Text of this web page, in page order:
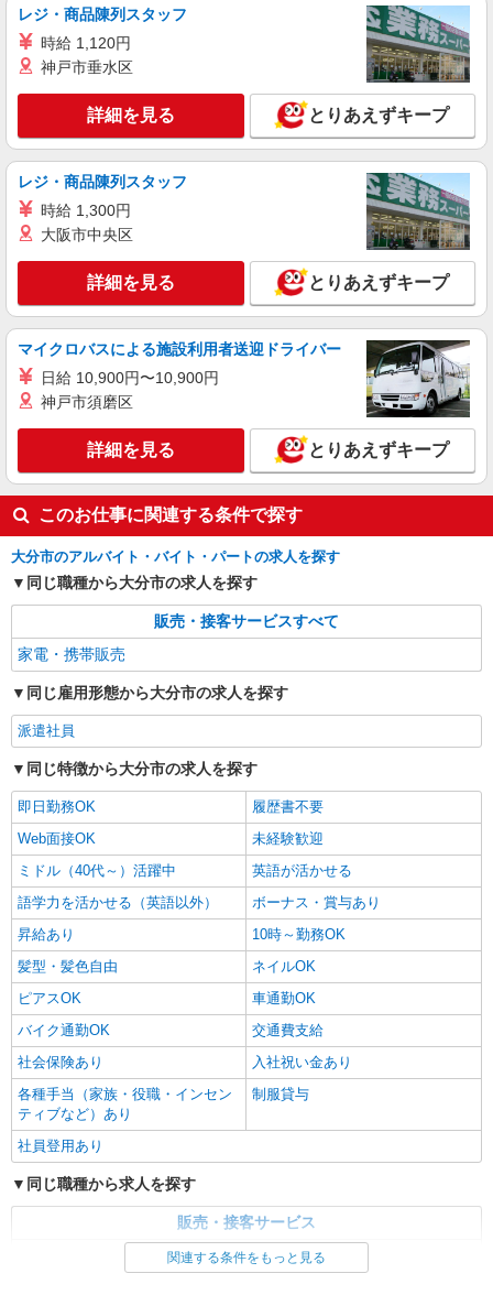
ブあり ★交通費別途支給（規定あり） ゜+゜・。
○。・゜+゜・。○。・゜+゜ 入社祝い金10万円支
給(規定有) ゜・。○。・゜+゜・。○。・゜+゜
キープ 詳細を見る
派遣社員
株式会社シエロ
【ソフトバンク】の店舗スタッフ
時給1250円〜 ※残業代支給 ★交通費別途支給
（規定あり） ゜+゜・。○。・゜+゜・。○。・゜
+゜ 入社祝い金10万円支給(規定有) お友達を紹介
頂くと, インセンティブ支給(規定有) ★月2回払
い・週払い可能（規程有）★ ゜・。○。・゜
大分県大分市のsoftbankショップ
キープ 詳細を見る
レジ・商品陳列スタッフ
時給 1,120円
神戸市垂水区
詳細を見る とりあえずキープ
レジ・商品陳列スタッフ
時給 1,300円
大阪市中央区
詳細を見る とりあえずキープ
マイクロバスによる施設利用者送迎ドライバー
日給 10,900円〜10,900円
神戸市須磨区
詳細を見る とりあえずキープ
このお仕事に関連する条件で探す
大分市のアルバイト・バイト・パートの求人を探す
同じ職種から大分市の求人を探す
販売・接客サービスすべて
家電・携帯販売
同じ雇用形態から大分市の求人を探す
派遣社員
同じ特徴から大分市の求人を探す
即日勤務OK
履歴書不要
Web面接OK
未経験歓迎
ミドル（40代～）活躍中
英語が活かせる
語学力を活かせる（英語以外）
ボーナス・賞与あり
昇給あり
10時～勤務OK
髪型・髪色自由
ネイルOK
ピアスOK
車通勤OK
バイク通勤OK
交通費支給
社会保険あり
入社祝い金あり
各種手当（家族・役職・インセン
ティブなど）あり
制服貸与
社員登用あり
同じ職種から求人を探す
販売・接客サービス
関連する条件をもっと見る